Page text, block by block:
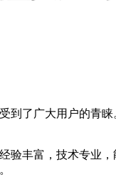
了广大用户的青
验丰富，技术专业